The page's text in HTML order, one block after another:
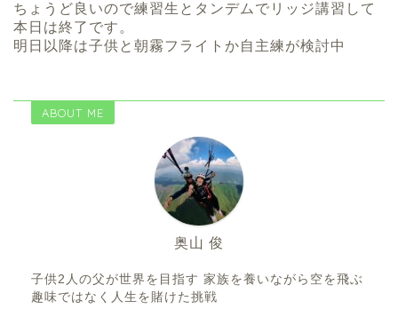
ちょうど良いので練習生とタンデムでリッジ講習して
本日は終了です。
明日以降は子供と朝霧フライトか自主練が検討中
ABOUT ME
奥山 俊
子供2人の父が世界を目指す 家族を養いながら空を飛ぶ
趣味ではなく人生を賭けた挑戦